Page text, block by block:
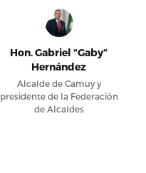
Hon. Gabriel “Gaby”
Hernández
Alcalde de Camuy y
presidente de la Federación
de Alcaldes